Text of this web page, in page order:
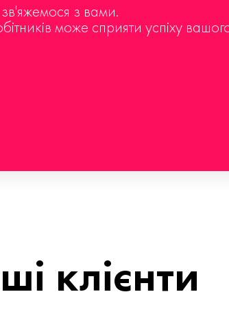
з вами.
може сприяти успіху
клієнти